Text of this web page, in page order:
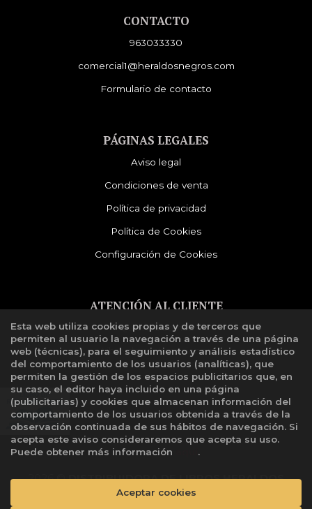
CONTACTO
963033330
comercial1@heraldosnegros.com
Formulario de contacto
PÁGINAS LEGALES
Aviso legal
Condiciones de venta
Política de privacidad
Política de Cookies
Configuración de Cookies
ATENCIÓN AL CLIENTE
Quiénes somos
Libro de reclamaciones
2026 ©DISTRIBUIDORA DE LIBROS HERALDOS
. Todos los Derechos Reservados |
Esta web utiliza cookies propias y de terceros que
permiten al usuario la navegación a través de una página
web (técnicas), para el seguimiento y análisis estadístico
del comportamiento de los usuarios (analíticas), que
permiten la gestión de los espacios publicitarios que, en
su caso, el editor haya incluido en una página
(publicitarias) y cookies que almacenan información del
comportamiento de los usuarios obtenida a través de la
observación continuada de sus hábitos de navegación. Si
acepta este aviso consideraremos que acepta su uso.
Puede obtener más información
.
Aceptar cookies